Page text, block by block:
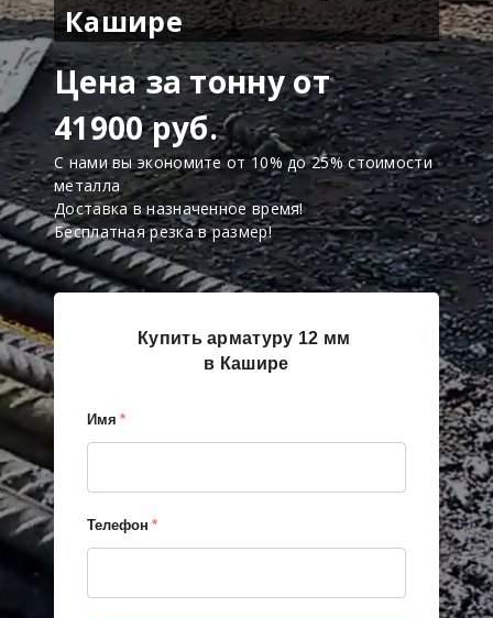
Кашире
Цена за тонну от
41900 руб.
С нами вы экономите от 10% до 25% стоимости
металла
Доставка в назначенное время!
Бесплатная резка в размер!
Купить арматуру 12 мм
в Кашире
Имя *
Телефон *